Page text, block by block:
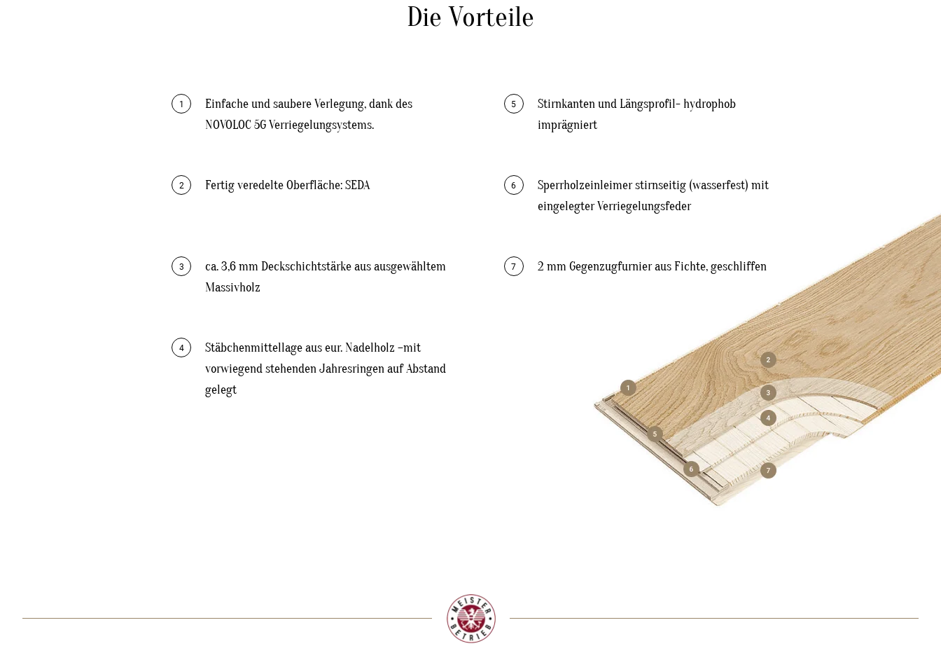
Die Vorteile
1
Einfache und saubere Verlegung, dank des
NOVOLOC 5G Verriegelungsystems.
2 Fertig veredelte Oberfläche: SEDA
3
ca. 3,6 mm Deckschichtstärke aus ausgewähltem
Massivholz
4
Stäbchenmittellage aus eur. Nadelholz –mit
vorwiegend stehenden Jahresringen auf Abstand
gelegt
5
Stirnkanten und Längsprofil- hydrophob
imprägniert
6
Sperrholzeinleimer stirnseitig (wasserfest) mit
eingelegter Verriegelungsfeder
7 2 mm Gegenzugfurnier aus Fichte, geschliffen